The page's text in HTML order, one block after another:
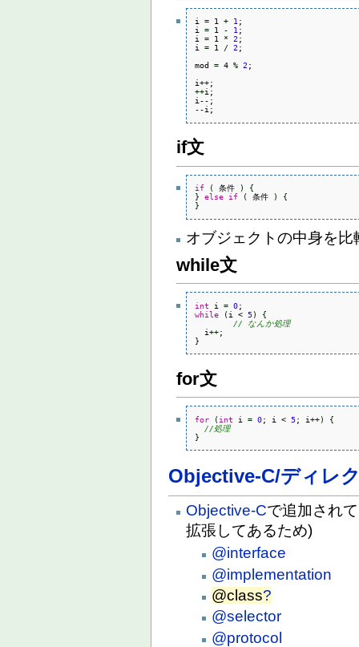
i = 1 + 1 ;
i = 1 - 1 ;
i = 1 * 2 ;
i = 1 / 2 ;
mod = 4 % 2 ;
i++
++i;
i --
--i;
if文
if ( 条件 )
{
}
else if ( 条件 )
{
}
オブジェクトの中身を比
while文
int i = 0
while
(i < 5)
{
// なんか処理
  i
++
}
for文
for (int i = 0; i < 5; i++)
{
//処理
}
Objective-C/ディレ
Objective-Cで追加され
拡張してあるため)
@interface
@implementation
@class?
@selector
@protocol